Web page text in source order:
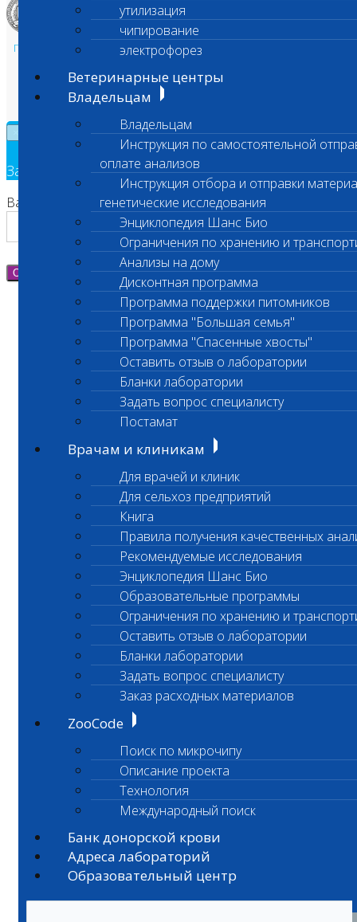
утилизация
чипирование
электрофорез
Ветеринарные центры
Владельцам
Владельцам
Инструкция по самостоятельной
оплате анализов
Инструкция отбора и отправки
генетические исследования
Энциклопедия Шанс Био
Ограничения по хранению и
Анализы на дому
Дисконтная программа
Программа поддержки питомников
Программа "Большая семья"
Программа "Спасенные хвосты"
Оставить отзыв о лаборатории
Бланки лаборатории
Задать вопрос специалисту
Постамат
Врачам и клиникам
Для врачей и клиник
Для сельхоз предприятий
Книга
Правила получения качественных
Рекомендуемые исследования
Энциклопедия Шанс Био
Образовательные программы
Ограничения по хранению и
Оставить отзыв о лаборатории
Бланки лаборатории
Задать вопрос специалисту
Заказ расходных материалов
ZooCode
Поиск по микрочипу
Описание проекта
Технология
Международный поиск
Банк донорской крови
Адреса лабораторий
Образовательный центр
Политика в области персональных данных и конфиденциальности
Техническая поддержка
Заявка на обратный звонок
Ваш номер телефона
Отправить